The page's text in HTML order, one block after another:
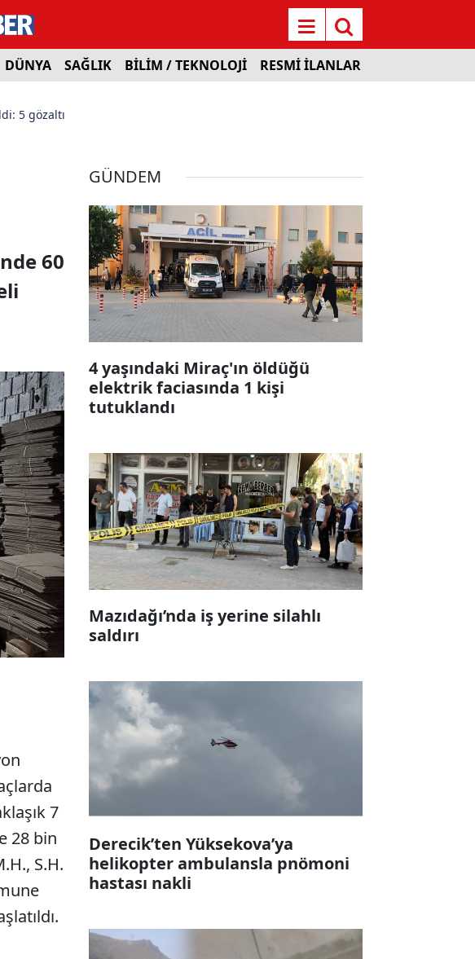
DÜNYA SAĞLIK BİLİM / TEKNOLOJİ RESMİ İLANLAR
5 gözaltı
60
7
28 bin
S.H.
GÜNDEM
4 yaşındaki Miraç'ın öldüğü
elektrik faciasında 1 kişi
tutuklandı
Mazıdağı’nda iş yerine silahlı
saldırı
Derecik’ten Yüksekova’ya
helikopter ambulansla pnömoni
hastası nakli